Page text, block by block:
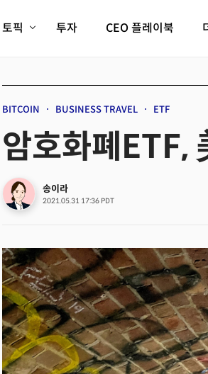
토픽
AX비즈니스혁명 미래 교육/직업
전체 기사 보기
투자 CEO 플레이북
크
BITCOIN BUSINESS TRAVEL ETF
암호화폐ETF,
송이라
2021.05.31 17:36 PDT